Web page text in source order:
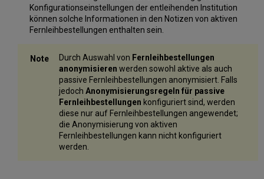
Konfigurationseinstellungen der entleihenden Institution
können solche Informationen in den Notizen von aktiven
Fernleihbestellungen enthalten sein.
Durch Auswahl von Fernleihbestellungen
anonymisieren werden sowohl aktive als auch
passive Fernleihbestellungen anonymisiert. Falls
jedoch Anonymisierungsregeln für passive
Fernleihbestellungen konfiguriert sind, werden
diese nur auf Fernleihbestellungen angewendet;
die Anonymisierung von aktiven
Fernleihbestellungen kann nicht konfiguriert
werden.